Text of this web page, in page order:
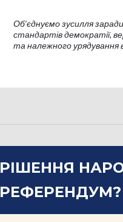
Об’єднуємо зусилля
стандартів демократії,
та належного урядування в
РІШЕННЯ
РЕФЕРЕНДУМ?